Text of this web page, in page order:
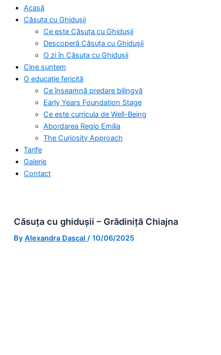
Acasă
Căsuța cu Ghidușii
Ce este Căsuța cu Ghidușii
Descoperă Căsuța cu Ghidușii
O zi în Căsuța cu Ghidușii
Cine suntem
O educație fericită
Ce înseamnă predare bilingvă
Early Years Foundation Stage
Ce este curricula de Well-Being
Abordarea Regio Emilia
The Curiosity Approach
Tarife
Galerie
Contact
Căsuța cu ghidușii – Grădiniță Chiajna
By Alexandra Dascal / 10/06/2025